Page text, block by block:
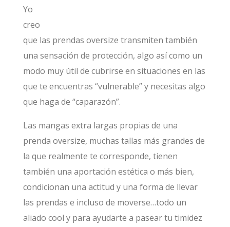
Yo
creo
que las prendas oversize transmiten también
una sensación de protección, algo así como un
modo muy útil de cubrirse en situaciones en las
que te encuentras “vulnerable” y necesitas algo
que haga de “caparazón”.
Las mangas extra largas propias de una
prenda oversize, muchas tallas más grandes de
la que realmente te corresponde, tienen
también una aportación estética o más bien,
condicionan una actitud y una forma de llevar
las prendas e incluso de moverse…todo un
aliado cool y para ayudarte a pasear tu timidez